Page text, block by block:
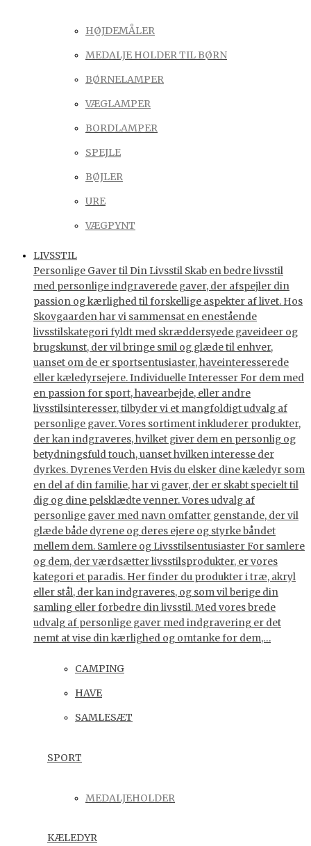
HØJDEMÅLER
MEDALJE HOLDER TIL BØRN
BØRNELAMPER
VÆGLAMPER
BORDLAMPER
SPEJLE
BØJLER
URE
VÆGPYNT
LIVSSTIL
Personlige Gaver til Din Livsstil Skab en bedre livsstil
med personlige indgraverede gaver, der afspejler din
passion og kærlighed til forskellige aspekter af livet. Hos
Skovgaarden har vi sammensat en enestående
livsstilskategori fyldt med skræddersyede gaveideer og
brugskunst, der vil bringe smil og glæde til enhver,
uanset om de er sportsentusiaster, haveinteresserede
eller kæledyrsejere. Individuelle Interesser For dem med
en passion for sport, havearbejde, eller andre
livsstilsinteresser, tilbyder vi et mangfoldigt udvalg af
personlige gaver. Vores sortiment inkluderer produkter,
der kan indgraveres, hvilket giver dem en personlig og
betydningsfuld touch, uanset hvilken interesse der
dyrkes. Dyrenes Verden Hvis du elsker dine kæledyr som
en del af din familie, har vi gaver, der er skabt specielt til
dig og dine pelsklædte venner. Vores udvalg af
personlige gaver med navn omfatter genstande, der vil
glæde både dyrene og deres ejere og styrke båndet
mellem dem. Samlere og Livsstilsentusiaster For samlere
og dem, der værdsætter livsstilsprodukter, er vores
kategori et paradis. Her finder du produkter i træ, akryl
eller stål, der kan indgraveres, og som vil berige din
samling eller forbedre din livsstil. Med vores brede
udvalg af personlige gaver med indgravering er det
nemt at vise din kærlighed og omtanke for dem,…
CAMPING
HAVE
SAMLESÆT
SPORT
MEDALJEHOLDER
KÆLEDYR